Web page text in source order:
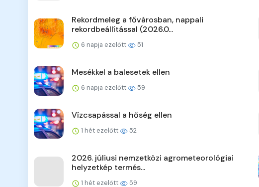
Rekordmeleg a fővárosban, nappali
rekordbeállítással (2026.0...
6 napja ezelőtt 51
Mesékkel a balesetek ellen
6 napja ezelőtt 59
Vízcsapással a hőség ellen
1 hét ezelőtt 52
2026. júliusi nemzetközi agrometeorológiai
helyzetkép termés...
1 hét ezelőtt 59